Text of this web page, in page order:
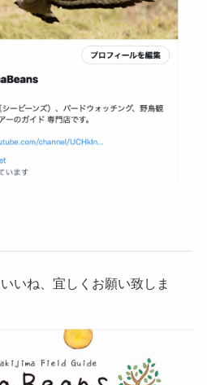
いね、宜しくお願い致しま